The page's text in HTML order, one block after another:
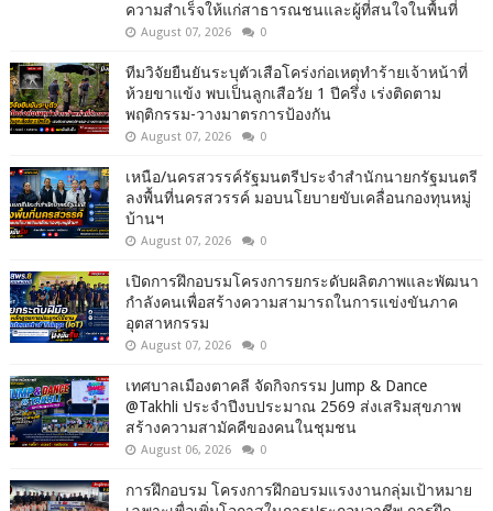
ความสำเร็จให้แก่สาธารณชนและผู้ที่สนใจในพื้นที่
August 07, 2026 0
ทีมวิจัยยืนยันระบุตัวเสือโคร่งก่อเหตุทำร้ายเจ้าหน้าที่
ห้วยขาแข้ง พบเป็นลูกเสือวัย 1 ปีครึ่ง เร่งติดตาม
พฤติกรรม-วางมาตรการป้องกัน
August 07, 2026 0
เหนือ/นครสวรรค์รัฐมนตรีประจำสำนักนายกรัฐมนตรี
ลงพื้นที่นครสวรรค์ มอบนโยบายขับเคลื่อนกองทุนหมู่
บ้านฯ
August 07, 2026 0
เปิดการฝึกอบรมโครงการยกระดับผลิตภาพและพัฒนา
กำลังคนเพื่อสร้างความสามารถในการแข่งขันภาค
อุตสาหกรรม
August 07, 2026 0
เทศบาลเมืองตาคลี จัดกิจกรรม Jump & Dance
@Takhli ประจำปีงบประมาณ 2569 ส่งเสริมสุขภาพ
สร้างความสามัคคีของคนในชุมชน
August 06, 2026 0
การฝึกอบรม โครงการฝึกอบรมแรงงานกลุ่มเป้าหมาย